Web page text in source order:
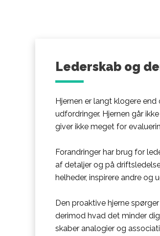
Lederskab og
Hjernen er langt klogere
udfordringer. Hjernen går
giver ikke meget for
Forandringer har brug for
af detaljer og på
helheder, inspirere andre og
Den proaktive hjerne
derimod hvad det minder
skaber analogier og